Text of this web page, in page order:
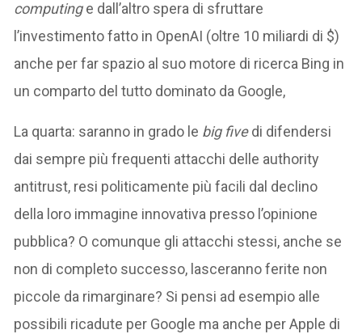
computinge dall’altro spera di sfruttare
l’investimento fatto in OpenAI (oltre 10 miliardi di $)
anche per far spazio al suo motore di ricerca Bing in
un comparto del tutto dominato da Google,
La quarta: saranno in grado le big fivedi difendersi
dai sempre più frequenti attacchi delle authority
antitrust, resi politicamente più facili dal declino
della loro immagine innovativa presso l’opinione
pubblica? O comunque gli attacchi stessi, anche se
non di completo successo, lasceranno ferite non
piccole da rimarginare? Si pensi ad esempio alle
possibili ricadute per Google ma anche per Apple di